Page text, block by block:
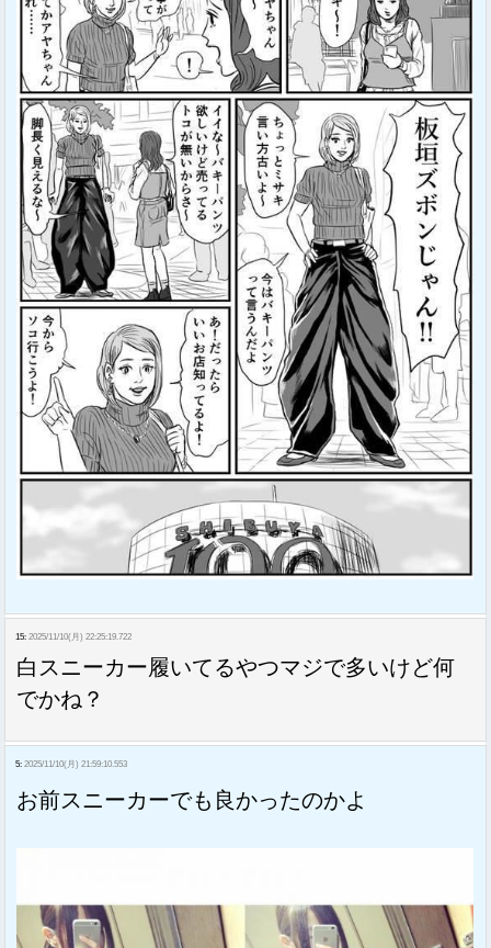
15: 2025/11/10(月) 22:25:19.722
白スニーカー履いてるやつマジで多いけど何
でかね？
5: 2025/11/10(月) 21:59:10.553
お前スニーカーでも良かったのかよ